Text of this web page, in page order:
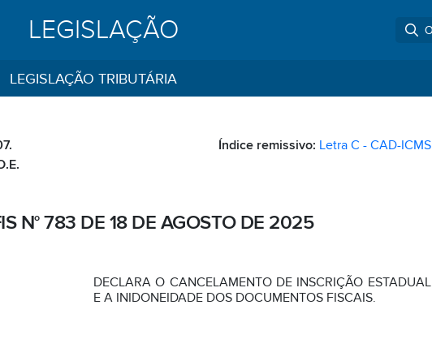
LEGISLAÇÃO
LEGISLAÇÃO TRIBUTÁRIA
Índice remissivo: Letra C - CAD-ICMS
N° 783 DE 18 DE AGOSTO DE 2025
DECLARA O CANCELAMENTO DE INSCRIÇÃO ESTADUAL
E A INIDONEIDADE DOS DOCUMENTOS FISCAIS.